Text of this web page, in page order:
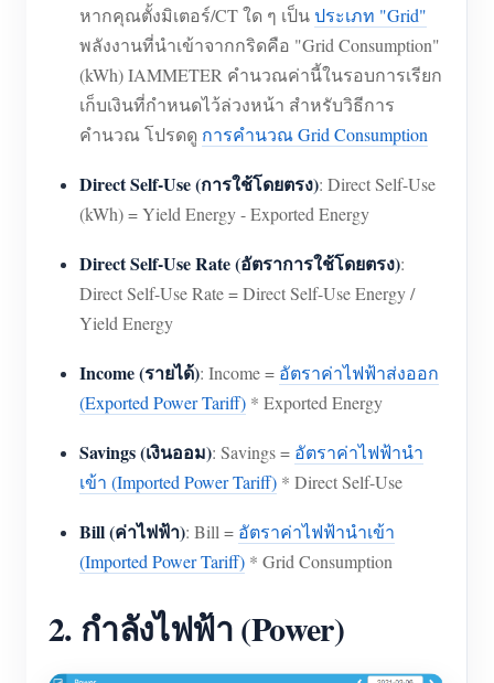
หากคุณตั้งมิเตอร์/CT ใด ๆ เป็นประเภท "Grid"
พลังงานที่นำเข้าจากกริดคือ "Grid Consumption"
(kWh) IAMMETER คำนวณค่านี้ในรอบการเรียก
เก็บเงินที่กำหนดไว้ล่วงหน้า สำหรับวิธีการ
คำนวณ โปรดดู การคำนวณ Grid Consumption
Direct Self-Use (การใช้โดยตรง): Direct Self-Use
(kWh) = Yield Energy - Exported Energy
Direct Self-Use Rate (อัตราการใช้โดยตรง):
Direct Self-Use Rate = Direct Self-Use Energy /
Yield Energy
Income (รายได้): Income = อัตราค่าไฟฟ้าส่งออก
(Exported Power Tariff) * Exported Energy
Savings (เงินออม): Savings = อัตราค่าไฟฟ้านำ
เข้า (Imported Power Tariff) * Direct Self-Use
Bill (ค่าไฟฟ้า): Bill = อัตราค่าไฟฟ้านำเข้า
(Imported Power Tariff) * Grid Consumption
2. กำลังไฟฟ้า (Power)